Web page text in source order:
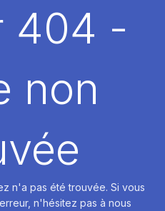
404 -
non
n'a pas été trouvée. Si vous
n'hésitez pas à nous